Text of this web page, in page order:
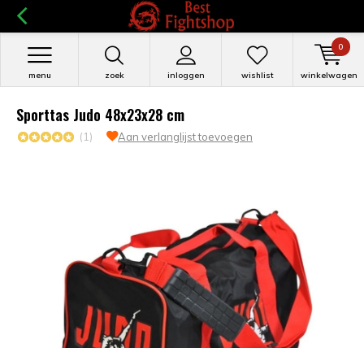
zoek inloggen
menu wishlist winkelwagen
0
Sporttas Judo 48x23x28 cm
(1) Aan verlanglijst toevoegen